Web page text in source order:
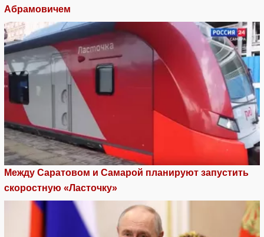
Абрамовичем
Между Саратовом и Самарой планируют запустить
скоростную «Ласточку»